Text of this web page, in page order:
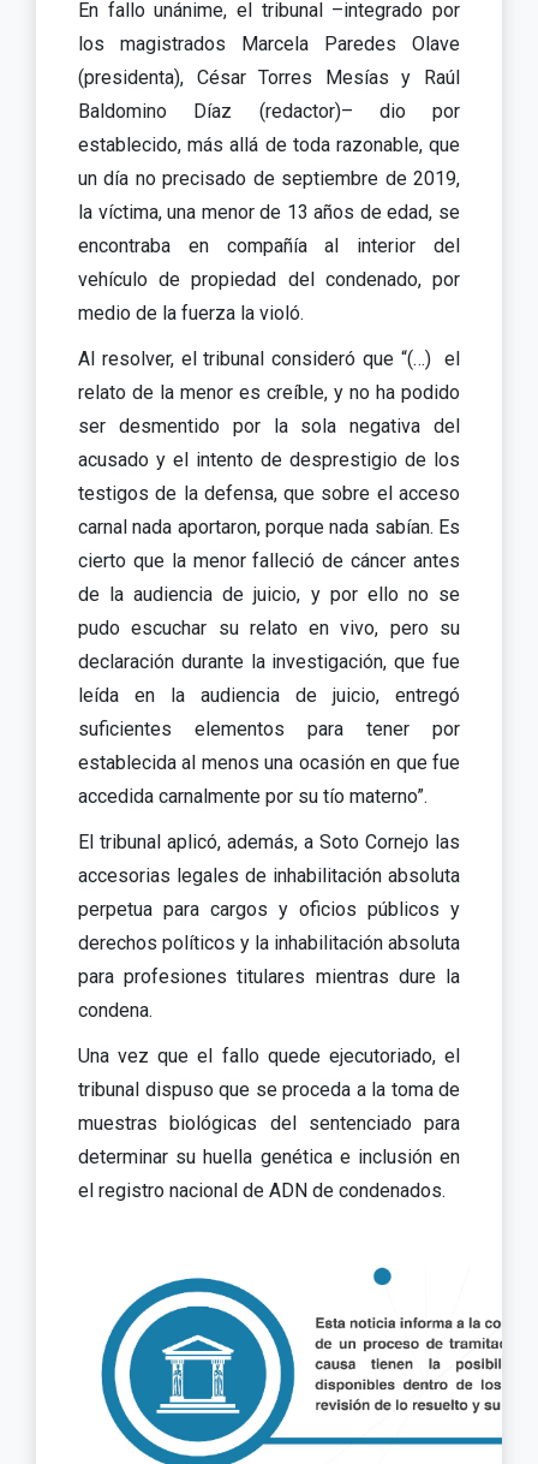
En fallo unánime, el tribunal –integrado por
los magistrados Marcela Paredes Olave
(presidenta), César Torres Mesías y Raúl
Baldomino Díaz (redactor)– dio por
establecido, más allá de toda razonable, que
un día no precisado de septiembre de 2019,
la víctima, una menor de 13 años de edad, se
encontraba en compañía al interior del
vehículo de propiedad del condenado, por
medio de la fuerza la violó.
Al resolver, el tribunal consideró que “(…) el
relato de la menor es creíble, y no ha podido
ser desmentido por la sola negativa del
acusado y el intento de desprestigio de los
testigos de la defensa, que sobre el acceso
carnal nada aportaron, porque nada sabían. Es
cierto que la menor falleció de cáncer antes
de la audiencia de juicio, y por ello no se
pudo escuchar su relato en vivo, pero su
declaración durante la investigación, que fue
leída en la audiencia de juicio, entregó
suficientes elementos para tener por
establecida al menos una ocasión en que fue
accedida carnalmente por su tío materno”.
El tribunal aplicó, además, a Soto Cornejo las
accesorias legales de inhabilitación absoluta
perpetua para cargos y oficios públicos y
derechos políticos y la inhabilitación absoluta
para profesiones titulares mientras dure la
condena.
Una vez que el fallo quede ejecutoriado, el
tribunal dispuso que se proceda a la toma de
muestras biológicas del sentenciado para
determinar su huella genética e inclusión en
el registro nacional de ADN de condenados.